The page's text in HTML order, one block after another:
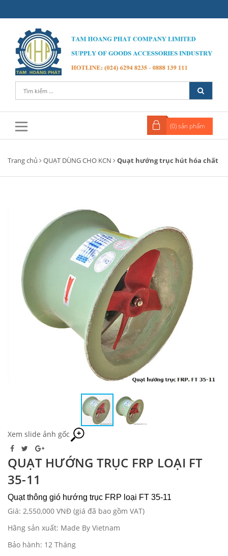
(0) sản phẩm
Trang chủ QUẠT DÙNG CHO KCN Quạt hướng trục hút hóa chất
Xem slide ảnh gốc
QUẠT HƯỚNG TRỤC FRP LOẠI FT
35-11
Quạt thông gió hướng trục FRP loại FT 35-11
Giá: 2,550,000 VNĐ (giá đã bao gồm VAT)
Hãng sản xuất: Made By Vietnam
Bảo hành: 12 Tháng